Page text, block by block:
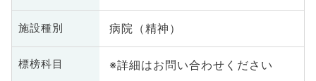
施設種別 病院（精神）
標榜科目 ※詳細はお問い合わせください